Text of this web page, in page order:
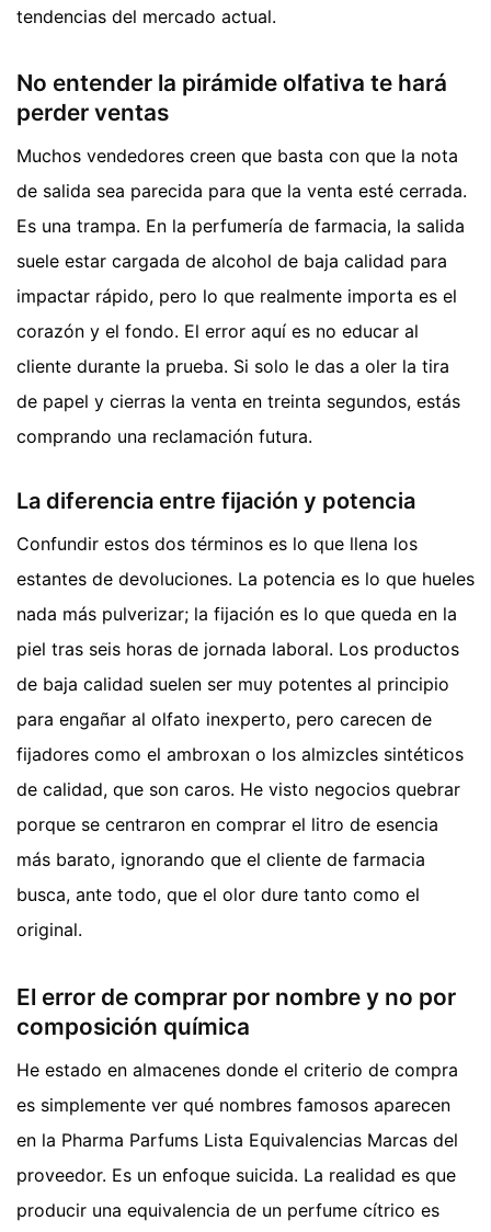
tendencias del mercado actual.
No entender la pirámide olfativa te hará
perder ventas
Muchos vendedores creen que basta con que la nota
de salida sea parecida para que la venta esté cerrada.
Es una trampa. En la perfumería de farmacia, la salida
suele estar cargada de alcohol de baja calidad para
impactar rápido, pero lo que realmente importa es el
corazón y el fondo. El error aquí es no educar al
cliente durante la prueba. Si solo le das a oler la tira
de papel y cierras la venta en treinta segundos, estás
comprando una reclamación futura.
La diferencia entre fijación y potencia
Confundir estos dos términos es lo que llena los
estantes de devoluciones. La potencia es lo que hueles
nada más pulverizar; la fijación es lo que queda en la
piel tras seis horas de jornada laboral. Los productos
de baja calidad suelen ser muy potentes al principio
para engañar al olfato inexperto, pero carecen de
fijadores como el ambroxan o los almizcles sintéticos
de calidad, que son caros. He visto negocios quebrar
porque se centraron en comprar el litro de esencia
más barato, ignorando que el cliente de farmacia
busca, ante todo, que el olor dure tanto como el
original.
El error de comprar por nombre y no por
composición química
He estado en almacenes donde el criterio de compra
es simplemente ver qué nombres famosos aparecen
en la Pharma Parfums Lista Equivalencias Marcas del
proveedor. Es un enfoque suicida. La realidad es que
producir una equivalencia de un perfume cítrico es